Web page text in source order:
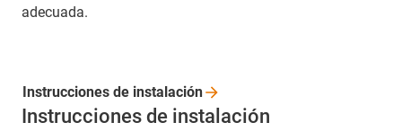
adecuada.
Instrucciones de instalación
Instrucciones de instalación